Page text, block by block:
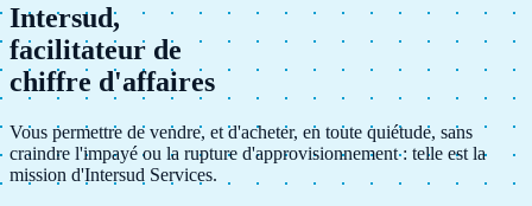
Intersud,
facilitateur de
chiffre d'affaires
Vous permettre de vendre, et d'acheter, en toute quiétude, sans
craindre l'impayé ou la rupture d'approvisionnement : telle est la
mission d'Intersud Services.